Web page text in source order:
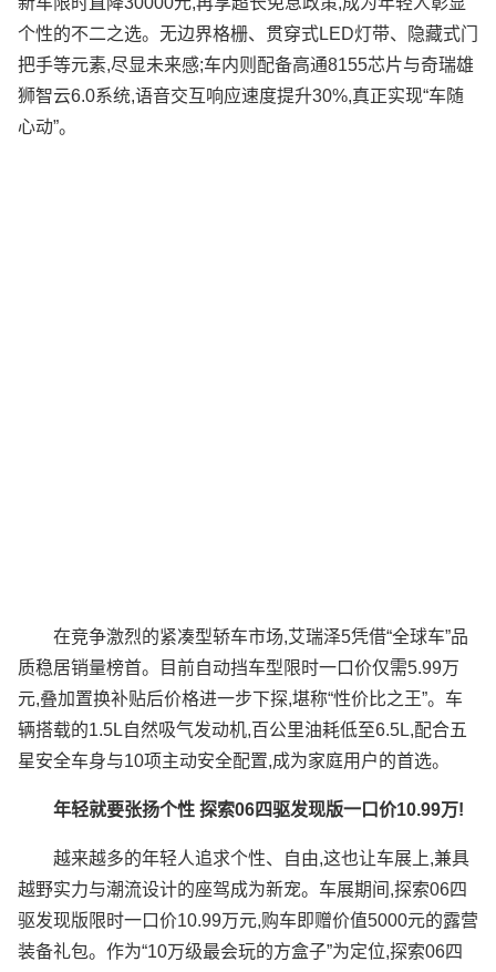
个性的不二之选。无边界格栅、贯穿式LED灯带、隐藏式门
把手等元素,尽显未来感;车内则配备高通8155芯片与奇瑞雄
狮智云6.0系统,语音交互响应速度提升30%,真正实现“车随
心动”。
在竞争激烈的紧凑型轿车市场,艾瑞泽5凭借“全球车”品
质稳居销量榜首。目前自动挡车型限时一口价仅需5.99万
元,叠加置换补贴后价格进一步下探,堪称“性价比之王”。车
辆搭载的1.5L自然吸气发动机,百公里油耗低至6.5L,配合五
星安全车身与10项主动安全配置,成为家庭用户的首选。
年轻就要张扬个性 探索06四驱发现版一口价10.99万!
越来越多的年轻人追求个性、自由,这也让车展上,兼具
越野实力与潮流设计的座驾成为新宠。车展期间,探索06四
驱发现版限时一口价10.99万元,购车即赠价值5000元的露营
装备礼包。作为“10万级最会玩的方盒子”为定位,探索06四